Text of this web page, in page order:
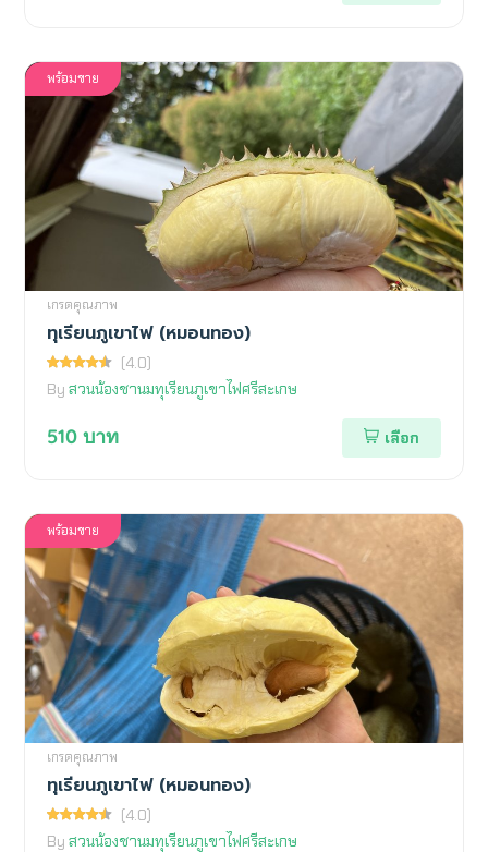
พร้อมขาย
เกรดคุณภาพ
ทุเรียนภูเขาไฟ (หมอนทอง)
(4.0)
By สวนน้องชานมทุเรียนภูเขาไฟศรีสะเกษ
510 บาท เลือก
พร้อมขาย
เกรดคุณภาพ
ทุเรียนภูเขาไฟ (หมอนทอง)
(4.0)
By สวนน้องชานมทุเรียนภูเขาไฟศรีสะเกษ